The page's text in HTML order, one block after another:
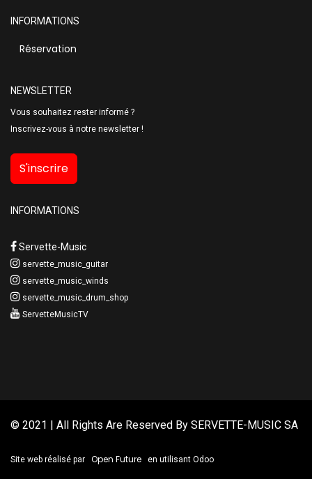
INFORMATIONS
Réservation
NEWSLETTER
Vous souhaitez rester informé ?
Inscrivez-vous à notre newsletter !
S'inscrire
INFORMATIONS
Servette-Music
servette_music_guitar
servette_music_winds
servette_music_drum_shop
ServetteMusicTV
© 2021 | All Rights Are Reserved By SERVETTE-MUSIC SA
Site web réalisé par Open Future en utilisant Odoo